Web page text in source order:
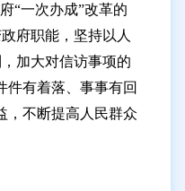
“一次办成”改革的
府职能，坚持以人
加大对信访事项的
件有着落、事事有回
，不断提高人民群众